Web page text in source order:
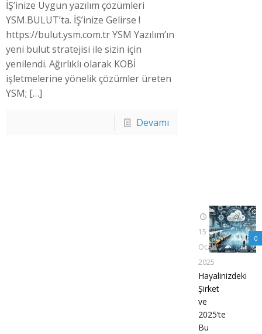
İŞ’inize Uygun yazılım çözümleri
YSM.BULUT’ta. İŞ’inize Gelirse !
https://bulut.ysm.com.tr YSM Yazılım’ın
yeni bulut stratejisi ile sizin için
yenilendi. Ağırlıklı olarak KOBİ
işletmelerine yönelik çözümler üreten
YSM; […]
Devamı
0
15
Ocak
2025
Hayalinizdeki
Şirket
ve
2025’te
Bu